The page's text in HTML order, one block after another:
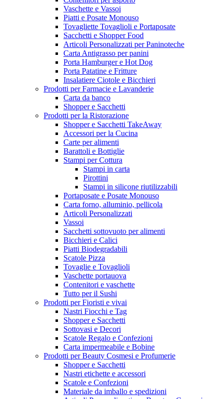
Vaschette e Vassoi
Piatti e Posate Monouso
Tovagliette Tovaglioli e Portaposate
Sacchetti e Shopper Food
Articoli Personalizzati per Paninoteche
Carta Antigrasso per panini
Porta Hamburger e Hot Dog
Porta Patatine e Fritture
Insalatiere Ciotole e Bicchieri
Prodotti per Farmacie e Lavanderie
Carta da banco
Shopper e Sacchetti
Prodotti per la Ristorazione
Shopper e Sacchetti TakeAway
Accessori per la Cucina
Carte per alimenti
Barattoli e Bottiglie
Stampi per Cottura
Stampi in carta
Pirottini
Stampi in silicone riutilizzabili
Portaposate e Posate Monouso
Carta forno, alluminio, pellicola
Articoli Personalizzati
Vassoi
Sacchetti sottovuoto per alimenti
Bicchieri e Calici
Piatti Biodegradabili
Scatole Pizza
Tovaglie e Tovaglioli
Vaschette portauova
Contenitori e vaschette
Tutto per il Sushi
Prodotti per Fioristi e vivai
Nastri Fiocchi e Tag
Shopper e Sacchetti
Sottovasi e Decori
Scatole Regalo e Confezioni
Carta impermeabile e Bobine
Prodotti per Beauty Cosmesi e Profumerie
Shopper e Sacchetti
Nastri etichette e accessori
Scatole e Confezioni
Materiale da imballo e spedizioni